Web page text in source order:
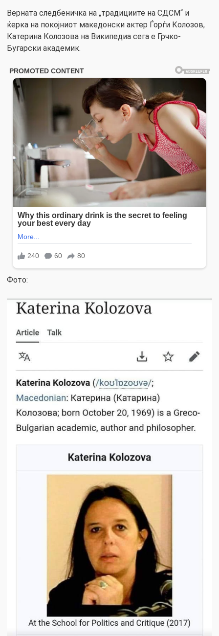
Верната следбеничка на „традициите на СДСМ“ и
ќерка на покојниот македонски актер Ѓорѓи Колозов,
Катерина Колозова на Википедиа сега е Грчко-
Бугарски академик.
Фото: